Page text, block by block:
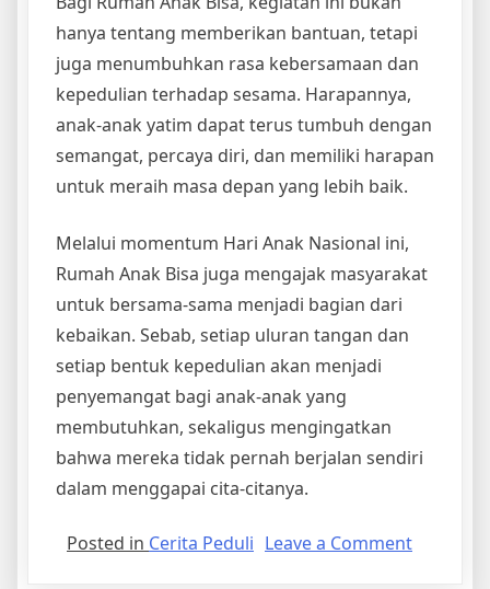
hanya tentang memberikan bantuan, tetapi
juga menumbuhkan rasa kebersamaan dan
kepedulian terhadap sesama. Harapannya,
anak-anak yatim dapat terus tumbuh dengan
semangat, percaya diri, dan memiliki harapan
untuk meraih masa depan yang lebih baik.
Melalui momentum Hari Anak Nasional ini,
Rumah Anak Bisa juga mengajak masyarakat
untuk bersama-sama menjadi bagian dari
kebaikan. Sebab, setiap uluran tangan dan
setiap bentuk kepedulian akan menjadi
penyemangat bagi anak-anak yang
membutuhkan, sekaligus mengingatkan
bahwa mereka tidak pernah berjalan sendiri
dalam menggapai cita-citanya.
Posted in Cerita Peduli Leave a Commenton